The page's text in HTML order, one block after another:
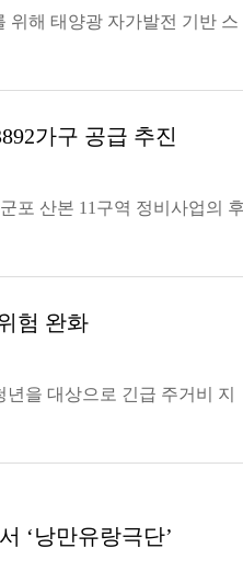
위해 태양광 자가발전 기반 스
가구 공급 추진
포 산본 11구역 정비사업의 후
험 완화
을 대상으로 긴급 주거비 지
‘낭만유랑극단’